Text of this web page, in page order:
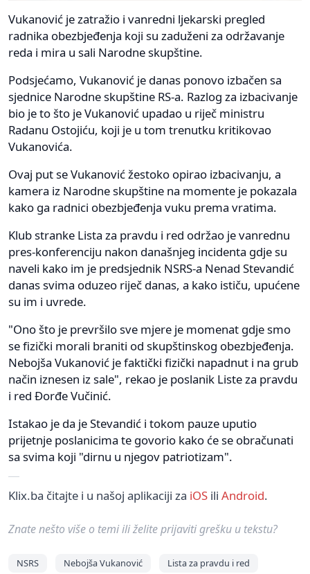
Vukanović je zatražio i vanredni ljekarski pregled
radnika obezbjeđenja koji su zaduženi za održavanje
reda i mira u sali Narodne skupštine.
Podsjećamo, Vukanović je danas ponovo izbačen sa
sjednice Narodne skupštine RS-a. Razlog za izbacivanje
bio je to što je Vukanović upadao u riječ ministru
Radanu Ostojiću, koji je u tom trenutku kritikovao
Vukanovića.
Ovaj put se Vukanović žestoko opirao izbacivanju, a
kamera iz Narodne skupštine na momente je pokazala
kako ga radnici obezbjeđenja vuku prema vratima.
Klub stranke Lista za pravdu i red održao je vanrednu
pres-konferenciju nakon današnjeg incidenta gdje su
naveli kako im je predsjednik NSRS-a Nenad Stevandić
danas svima oduzeo riječ danas, a kako ističu, upućene
su im i uvrede.
"Ono što je prevršilo sve mjere je momenat gdje smo
se fizički morali braniti od skupštinskog obezbjeđenja.
Nebojša Vukanović je faktički fizički napadnut i na grub
način iznesen iz sale", rekao je poslanik Liste za pravdu
i red Đorđe Vučinić.
Istakao je da je Stevandić i tokom pauze uputio
prijetnje poslanicima te govorio kako će se obračunati
sa svima koji "dirnu u njegov patriotizam".
Klix.ba čitajte i u našoj aplikaciji za iOS ili Android.
Znate nešto više o temi ili želite prijaviti grešku u tekstu?
NSRS Nebojša Vukanović Lista za pravdu i red